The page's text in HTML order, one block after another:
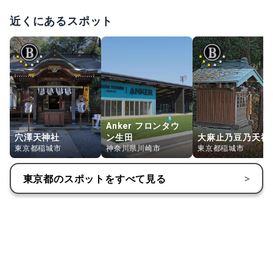
近くにあるスポット
穴澤天神社
東京都稲城市
Anker フロンタウ
ン生田
神奈川県川崎市
大麻止乃豆乃天神
東京都稲城市
東京都のスポットをすべて見る >